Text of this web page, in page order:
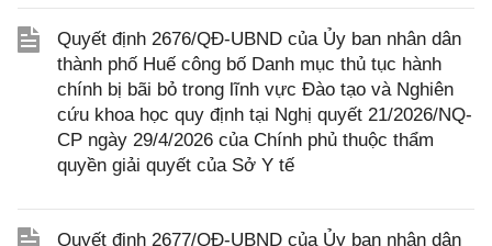
Quyết định 2676/QĐ-UBND của Ủy ban nhân dân
thành phố Huế công bố Danh mục thủ tục hành
chính bị bãi bỏ trong lĩnh vực Đào tạo và Nghiên
cứu khoa học quy định tại Nghị quyết 21/2026/NQ-
CP ngày 29/4/2026 của Chính phủ thuộc thẩm
quyền giải quyết của Sở Y tế
Quyết định 2677/QĐ-UBND của Ủy ban nhân dân